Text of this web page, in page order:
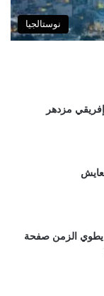
نوستالجيا
مزدهر
يطوي الزمن صفحة